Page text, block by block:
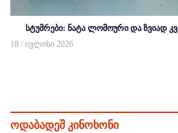
სტუმრები: ნატა ლომოური და ზვიად
18 / ივლისი 2026
ოდაბადეშ კინოხონი